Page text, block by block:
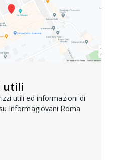
utili
utili ed informazioni di
Informagiovani Roma